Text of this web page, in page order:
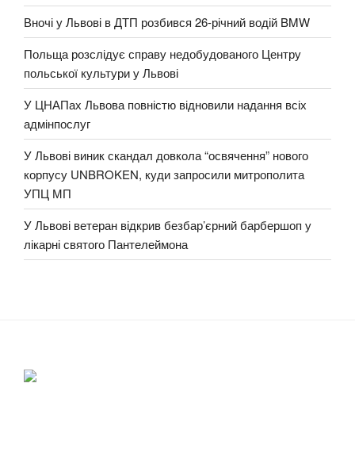
Вночі у Львові в ДТП розбився 26-річний водій BMW
Польща розслідує справу недобудованого Центру
польської культури у Львові
У ЦНАПах Львова повністю відновили надання всіх
адмінпослуг
У Львові виник скандал довкола “освячення” нового
корпусу UNBROKEN, куди запросили митрополита
УПЦ МП
У Львові ветеран відкрив безбар’єрний барбершоп у
лікарні святого Пантелеймона